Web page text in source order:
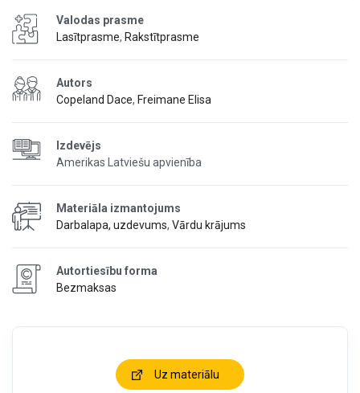
Valodas prasme
Lasītprasme, Rakstītprasme
Autors
Copeland Dace, Freimane Elisa
Izdevējs
Amerikas Latviešu apvienība
Materiāla izmantojums
Darbalapa, uzdevums, Vārdu krājums
Autortiesību forma
Bezmaksas
Uz materiālu